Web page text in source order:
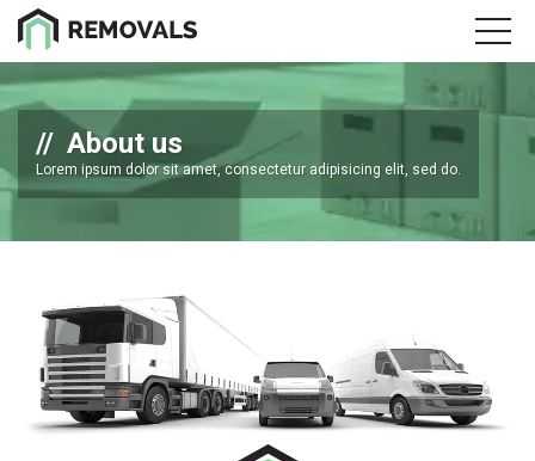
About us
Lorem ipsum dolor sit amet, consectetur adipisicing elit, sed do.